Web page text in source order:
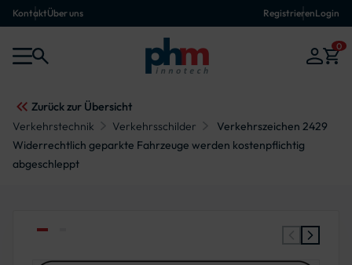
KontaktÜber uns RegistrierenLogin
0
Zurück zur Übersicht
Verkehrstechnik
Verkehrsschilder
Verkehrszeichen 2429
Widerrechtlich geparkte Fahrzeuge werden kostenpflichtig
abgeschleppt